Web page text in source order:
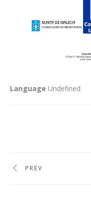
Language Undefined
PREV